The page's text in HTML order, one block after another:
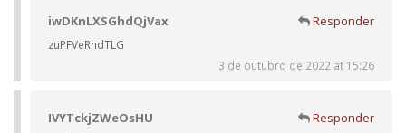
iwDKnLXSGhdQjVax Responder
zuPFVeRndTLG
3 de outubro de 2022 at 15:26
IVYTckjZWeOsHU Responder